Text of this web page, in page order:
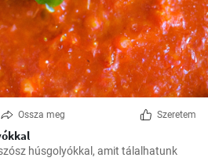
Ossza meg Szeretem
húsgolyókkal, amit tálalhatunk